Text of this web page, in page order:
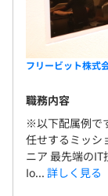
フリービット株式
職務内容
※以下配属例で
任せするミッ
ニア 最先端のIT
Io... 詳しく見る